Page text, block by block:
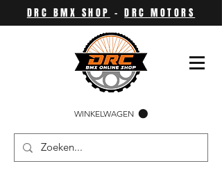
DRC BMX SHOP -DRC MOTORS
WINKELWAGEN